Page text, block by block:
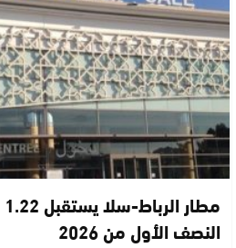
النصف الأول من 2026